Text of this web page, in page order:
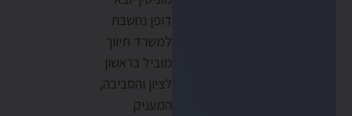
דופן נחשבת
למשרד תיווך
מוביל בראשון
לציון והסביבה,
המעניק